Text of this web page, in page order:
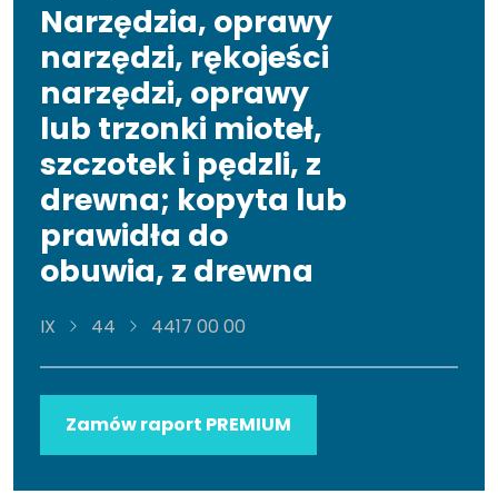
Narzędzia, oprawy
narzędzi, rękojeści
narzędzi, oprawy
lub trzonki mioteł,
szczotek i pędzli, z
drewna; kopyta lub
prawidła do
obuwia, z drewna
IX 44 4417 00 00
Zamów raport PREMIUM